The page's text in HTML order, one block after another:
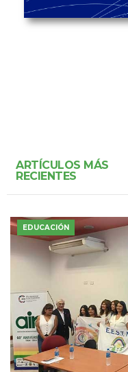
ARTÍCULOS MÁS
RECIENTES
EDUCACIÓN